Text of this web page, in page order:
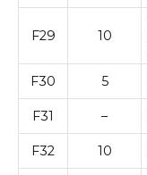
F29 10
F30 5
F31 –
F32 10